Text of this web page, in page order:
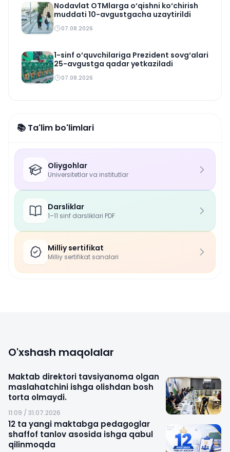
Nodavlat OTMlarga o‘qishni ko‘chirish
muddati 10-avgustgacha uzaytirildi
07.08.2026
1-sinf o‘quvchilariga Prezident sovg‘alari
25-avgustga qadar yetkaziladi
07.08.2026
📚 Ta'lim bo'limlari
Oliygohlar
Universitetlar va institutlar
Darsliklar
1–11 sinf darsliklari PDF
Milliy sertifikat
Milliy sertifikat sanalari
O'xshash maqolalar
Maktab direktori tavsiyanoma olgan
maslahatchini ishga olishdan bosh
torta olmaydi.
11:09 / 31.07.2026
12 ta yangi maktabga pedagoglar
shaffof tanlov asosida ishga qabul
qilinmoqda